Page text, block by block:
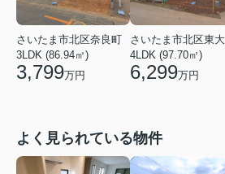
さいたま市北区奈良町
3LDK (86.94㎡)
3,799万円
4LDK (97.70㎡)
6,299万円
よく見られている物件